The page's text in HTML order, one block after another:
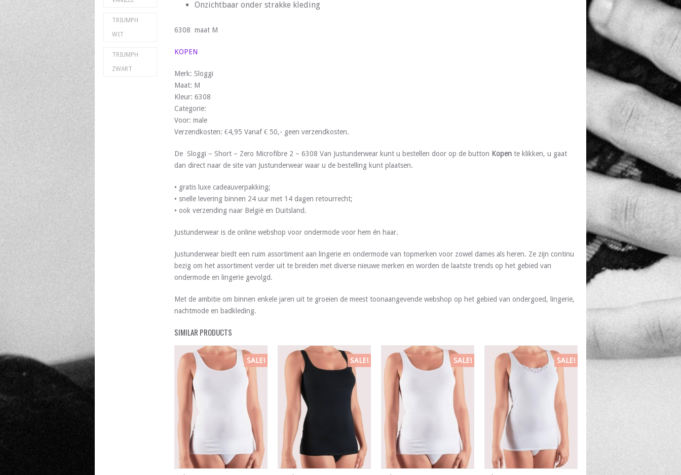
Onzichtbaar onder strakke kleding
6308 maat M
KOPEN
Merk: Sloggi
Maat: M
Kleur: 6308
Categorie:
Voor: male
Verzendkosten: €4,95 Vanaf € 50,- geen verzendkosten.
De Sloggi – Short – Zero Microfibre 2 – 6308 Van Justunderwear kunt u bestellen door op de button Kopente klikken, u gaat
dan direct naar de site van Justunderwear waar u de bestelling kunt plaatsen.
• gratis luxe cadeauverpakking;
• snelle levering binnen 24 uur met 14 dagen retourrecht;
• ook verzending naar België en Duitsland.
Justunderwear is de online webshop voor ondermode voor hem én haar.
Justunderwear biedt een ruim assortiment aan lingerie en ondermode van topmerken voor zowel dames als heren. Ze zijn continu
bezig om het assortiment verder uit te breiden met diverse nieuwe merken en worden de laatste trends op het gebied van
ondermode en lingerie gevolgd.
Met de ambitie om binnen enkele jaren uit te groeien de meest toonaangevende webshop op het gebied van ondergoed, lingerie,
nachtmode en badkleding.
SIMILAR PRODUCTS
SALE! SALE! SALE! SALE!
TRIUMPH
WIT
TRIUMPH
ZWART